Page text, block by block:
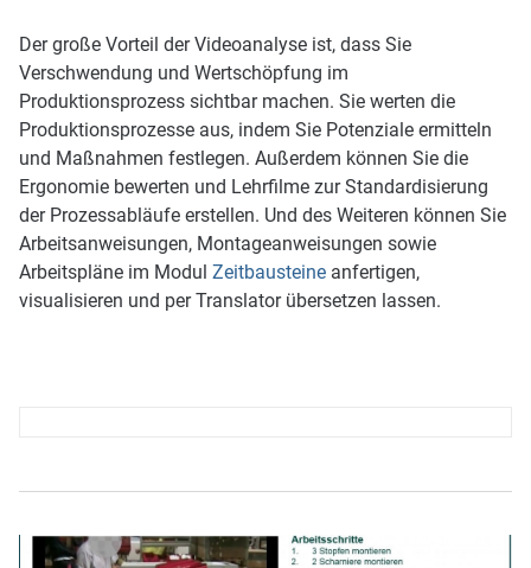
Der große Vorteil der Videoanalyse ist, dass Sie
Verschwendung und Wertschöpfung im
Produktionsprozess sichtbar machen. Sie werten die
Produktionsprozesse aus, indem Sie Potenziale ermitteln
und Maßnahmen festlegen. Außerdem können Sie die
Ergonomie bewerten und Lehrfilme zur Standardisierung
der Prozessabläufe erstellen. Und des Weiteren können Sie
Arbeitsanweisungen, Montageanweisungen sowie
Arbeitspläne im Modul Zeitbausteineanfertigen,
visualisieren und per Translator übersetzen lassen.